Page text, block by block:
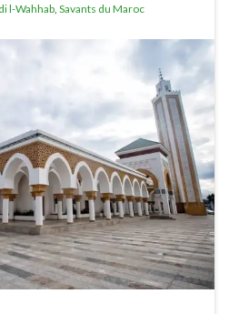
l-Wahhab Savants du Maroc